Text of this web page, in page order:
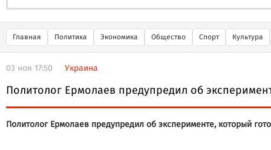
Главная Политика Экономика Общество Спорт Культура
03 ноя 17:50 Украина
Политолог Ермолаев предупредил об
Политолог Ермолаев предупредил об эксперименте, который